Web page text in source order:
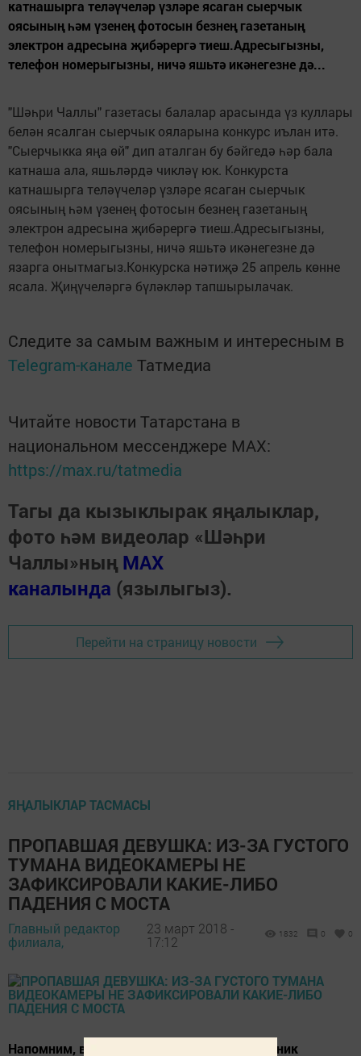
катнашырга теләүчеләр үзләре ясаган сыерчык
оясының һәм үзенең фотосын безнең газетаның
электрон адресына җибәрергә тиеш.Адресыгызны,
телефон номерыгызны, ничә яшьтә икәнегезне дә...
"Шәһри Чаллы" газетасы балалар арасында үз куллары
белән ясалган сыерчык ояларына конкурс иълан итә.
"Сыерчыкка яңа өй" дип аталган бу бәйгедә һәр бала
катнаша ала, яшьләрдә чикләү юк. Конкурста
катнашырга теләүчеләр үзләре ясаган сыерчык
оясының һәм үзенең фотосын безнең газетаның
электрон адресына җибәрергә тиеш.Адресыгызны,
телефон номерыгызны, ничә яшьтә икәнегезне дә
язарга онытмагыз.Конкурска нәтиҗә 25 апрель көнне
ясала. Җиңүчеләргә бүләкләр тапшырылачак.
Следите за самым важным и интересным в
Telegram-канале Татмедиа
Читайте новости Татарстана в
национальном мессенджере MАХ:
https://max.ru/tatmedia
Тагы да кызыклырак яңалыклар,
фото һәм видеолар «Шәһри
Чаллы»ның MAX
каналында (язылыгыз).
Перейти на страницу новости
ЯҢАЛЫКЛАР ТАСМАСЫ
ПРОПАВШАЯ ДЕВУШКА: ИЗ-ЗА ГУСТОГО
ТУМАНА ВИДЕОКАМЕРЫ НЕ
ЗАФИКСИРОВАЛИ КАКИЕ-ЛИБО
ПАДЕНИЯ С МОСТА
Главный редактор
филиала,
23 март 2018 -
17:12
1832 0 0
Напомним, в четверг поздно вечером охранник